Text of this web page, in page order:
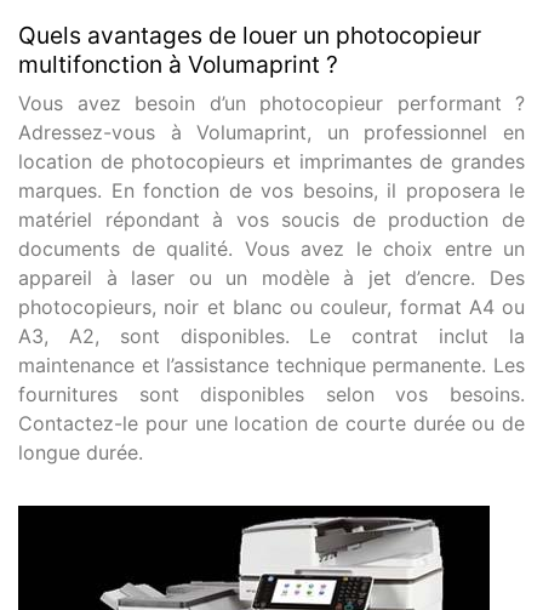
Quels avantages de louer un photocopieur
multifonction à Volumaprint ?
Vous avez besoin d’un photocopieur performant ?
Adressez-vous à Volumaprint, un professionnel en
location de photocopieurs et imprimantes de grandes
marques. En fonction de vos besoins, il proposera le
matériel répondant à vos soucis de production de
documents de qualité. Vous avez le choix entre un
appareil à laser ou un modèle à jet d’encre. Des
photocopieurs, noir et blanc ou couleur, format A4 ou
A3, A2, sont disponibles. Le contrat inclut la
maintenance et l’assistance technique permanente. Les
fournitures sont disponibles selon vos besoins.
Contactez-le pour une location de courte durée ou de
longue durée.